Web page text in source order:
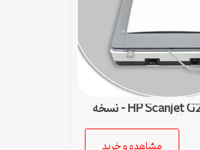
دانلود درایور اسکنر HP Scanjet G2710 – نسخه
مشاهده و خرید